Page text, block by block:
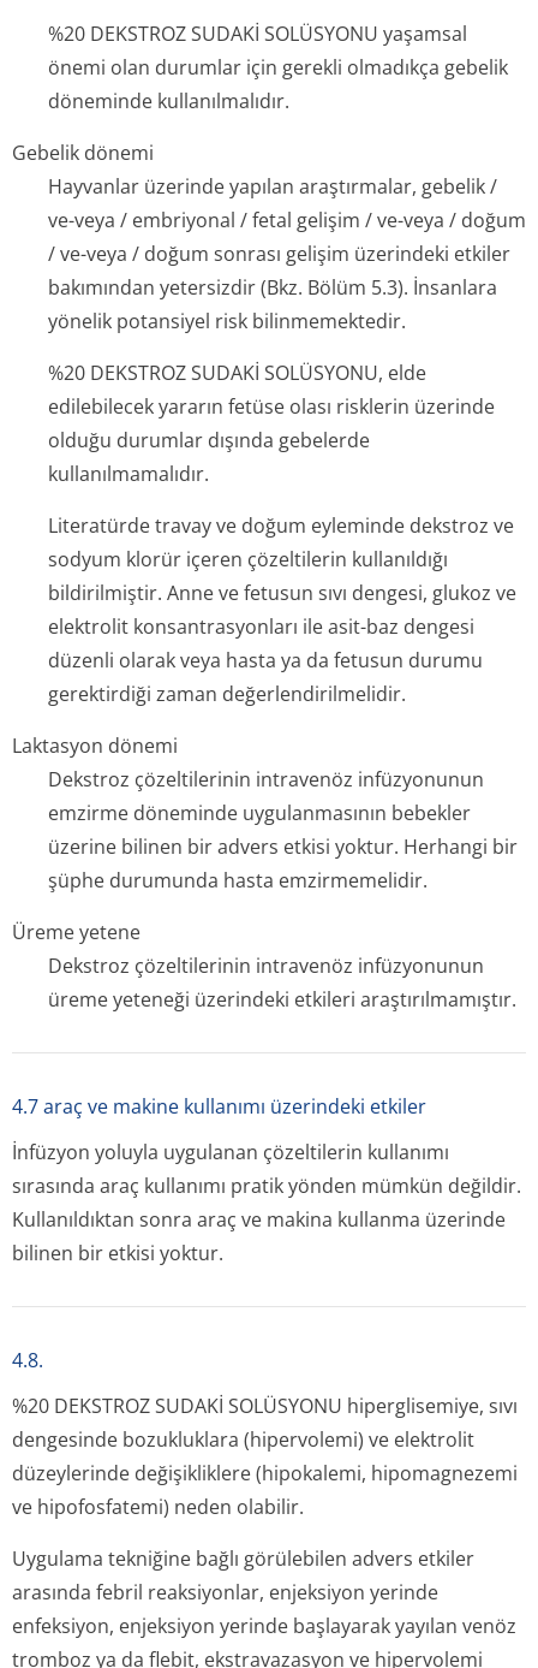
%20 DEKSTROZ SUDAKİ SOLÜSYONU yaşamsal
önemi olan durumlar için gerekli olmadıkça gebelik
döneminde kullanılmalıdır.
Gebelik dönemi
Hayvanlar üzerinde yapılan araştırmalar, gebelik /
ve-veya / embriyonal / fetal gelişim / ve-veya / doğum
/ ve-veya / doğum sonrası gelişim üzerindeki etkiler
bakımından yetersizdir (Bkz. Bölüm 5.3). İnsanlara
yönelik potansiyel risk bilinmemektedir.
%20 DEKSTROZ SUDAKİ SOLÜSYONU, elde
edilebilecek yararın fetüse olası risklerin üzerinde
olduğu durumlar dışında gebelerde
kullanılmamalıdır.
Literatürde travay ve doğum eyleminde dekstroz ve
sodyum klorür içeren çözeltilerin kullanıldığı
bildirilmiştir. Anne ve fetusun sıvı dengesi, glukoz ve
elektrolit konsantrasyonları ile asit-baz dengesi
düzenli olarak veya hasta ya da fetusun durumu
gerektirdiği zaman değerlendiril­melidir.
Laktasyon dönemi
Dekstroz çözeltilerinin intravenöz infüzyonunun
emzirme döneminde uygulanmasının bebekler
üzerine bilinen bir advers etkisi yoktur. Herhangi bir
şüphe durumunda hasta emzirmemelidir.
Üreme yetene
Dekstroz çözeltilerinin intravenöz infüzyonunun
üreme yeteneği üzerindeki etkileri araştırılmamıştır.
4.7 araç ve makine kullanımı üzerindeki etkiler
İnfüzyon yoluyla uygulanan çözeltilerin kullanımı
sırasında araç kullanımı pratik yönden mümkün değildir.
Kullanıldıktan sonra araç ve makina kullanma üzerinde
bilinen bir etkisi yoktur.
4.8.
%20 DEKSTROZ SUDAKİ SOLÜSYONU hiperglisemiye, sıvı
dengesinde bozukluklara (hipervolemi) ve elektrolit
düzeylerinde değişikliklere (hipokalemi, hipomagnezemi
ve hipofosfatemi) neden olabilir.
Uygulama tekniğine bağlı görülebilen advers etkiler
arasında febril reaksiyonlar, enjeksiyon yerinde
enfeksiyon, enjeksiyon yerinde başlayarak yayılan venöz
tromboz ya da flebit, ekstravazasyon ve hipervolemi